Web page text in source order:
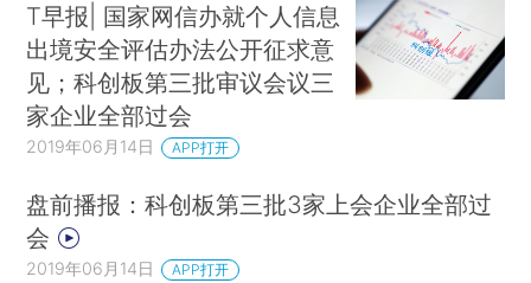
T早报| 国家网信办就个人信息
出境安全评估办法公开征求意
见；科创板第三批审议会议三
家企业全部过会
2019年06月14日 APP打开
盘前播报：科创板第三批3家上会企业全部过
会
2019年06月14日 APP打开